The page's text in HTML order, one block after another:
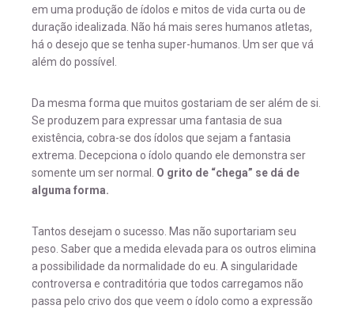
em uma produção de ídolos e mitos de vida curta ou de
duração idealizada. Não há mais seres humanos atletas,
há o desejo que se tenha super-humanos. Um ser que vá
além do possível.
Da mesma forma que muitos gostariam de ser além de si.
Se produzem para expressar uma fantasia de sua
existência, cobra-se dos ídolos que sejam a fantasia
extrema. Decepciona o ídolo quando ele demonstra ser
somente um ser normal. O grito de “chega” se dá de
alguma forma.
Tantos desejam o sucesso. Mas não suportariam seu
peso. Saber que a medida elevada para os outros elimina
a possibilidade da normalidade do eu. A singularidade
controversa e contraditória que todos carregamos não
passa pelo crivo dos que veem o ídolo como a expressão